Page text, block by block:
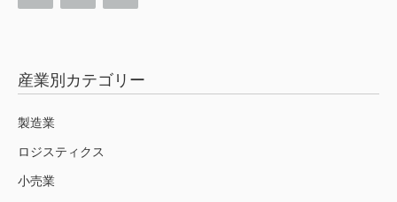
産業別カテゴリー
製造業
ロジスティクス
小売業